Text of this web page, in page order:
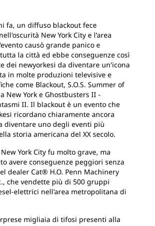
fa, un diffuso blackout fece
New York City e l'area
causò grande panico e
la città ed ebbe conseguenze così
dei newyorkesi da diventare un'icona
in molte produzioni televisive e
come Blackout, S.O.S. Summer of
New York e Ghostbusters II -
II. Il blackout è un evento che
ricordano chiaramente ancora
diventare uno degli eventi più
storia americana del XX secolo.
York City fu molto grave, ma
avere conseguenze peggiori senza
dealer Cat® H.O. Penn Machinery
che vendette più di 500 gruppi
elettrici nell'area metropolitana di
migliaia di tifosi presenti alla